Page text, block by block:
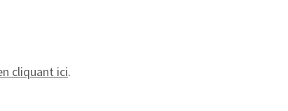
cliquant ici.